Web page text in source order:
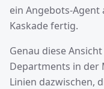
ein Angebots-Agent
Kaskade fertig.
Genau diese
Departments in der
Linien dazwischen,